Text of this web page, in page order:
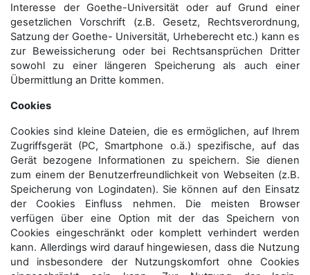
Interesse der Goethe-Universität oder auf Grund einer
gesetzlichen Vorschrift (z.B. Gesetz, Rechtsverordnung,
Satzung der Goethe- Universität, Urheberecht etc.) kann es
zur Beweissicherung oder bei Rechtsansprüchen Dritter
sowohl zu einer längeren Speicherung als auch einer
Übermittlung an Dritte kommen.
Cookies
Cookies sind kleine Dateien, die es ermöglichen, auf Ihrem
Zugriffsgerät (PC, Smartphone o.ä.) spezifische, auf das
Gerät bezogene Informationen zu speichern. Sie dienen
zum einem der Benutzerfreundlichkeit von Webseiten (z.B.
Speicherung von Logindaten). Sie können auf den Einsatz
der Cookies Einfluss nehmen. Die meisten Browser
verfügen über eine Option mit der das Speichern von
Cookies eingeschränkt oder komplett verhindert werden
kann. Allerdings wird darauf hingewiesen, dass die Nutzung
und insbesondere der Nutzungskomfort ohne Cookies